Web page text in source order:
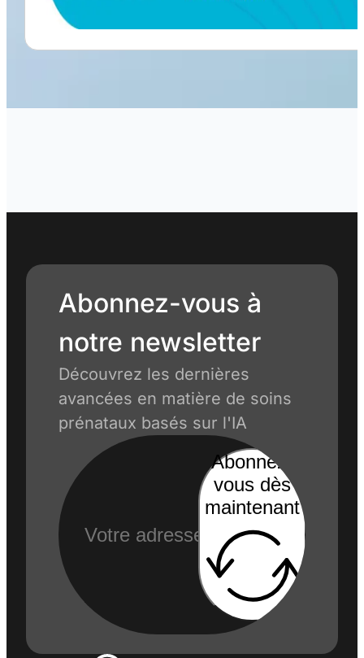
Abonnez-vous à
notre newsletter
Découvrez les dernières
avancées en matière de soins
prénataux basés sur l'IA
Abonnez-
vous dès
maintenant